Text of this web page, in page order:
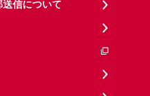
信について